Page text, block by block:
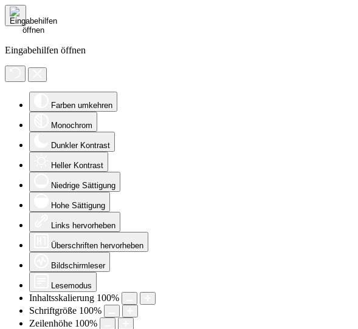
Eingabehilfen öffnen
Farben umkehren
Monochrom
Dunkler Kontrast
Heller Kontrast
Niedrige Sättigung
Hohe Sättigung
Links hervorheben
Überschriften hervorheben
Bildschirmleser
Lesemodus
Inhaltsskalierung 100%
Schriftgröße 100%
Zeilenhöhe 100%